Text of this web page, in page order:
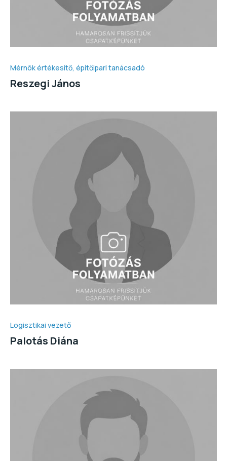
Mérnök értékesítő, építőipari tanácsadó
Reszegi János
Logisztikai vezető
Palotás Diána